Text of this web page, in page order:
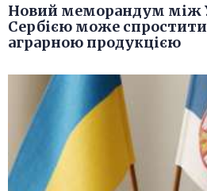
Новий меморандум між
Сербією може
аграрною продукцією